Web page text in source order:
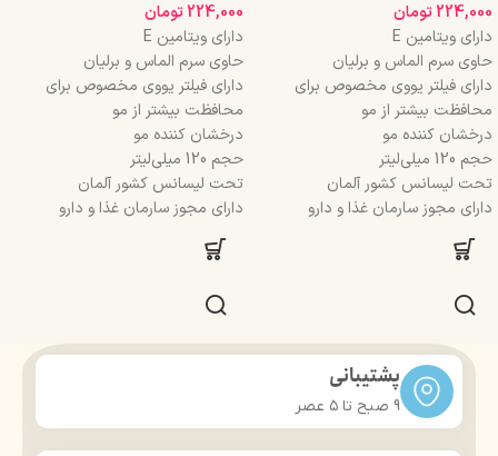
224,000تومان
دارای ویتامین E
حاوی سرم الماس و برلیان
دارای فیلتر یووی مخصوص برای
محافظت بیشتر از مو
درخشان کننده مو
حجم 120 میلی‌لیتر
تحت لیسانس کشور آلمان
دارای مجوز سارمان غذا و دارو
224,000تومان
دارای ویتامین E
حاوی سرم الماس و برلیان
دارای فیلتر یووی مخصوص برای
محافظت بیشتر از مو
درخشان کننده مو
حجم 120 میلی‌لیتر
تحت لیسانس کشور آلمان
دارای مجوز سارمان غذا و دارو
پشتیبانی
9 صبح تا ۵ عصر